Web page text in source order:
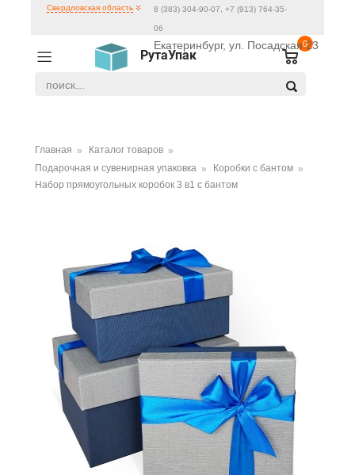
РутаУпак
0
Свердловская область 8 (383) 304-90-07, +7 (913) 764-35-
06
Екатеринбург, ул. Посадская 23
Главная
Каталог товаров
Подарочная и сувенирная упаковка
Коробки с бантом
Набор прямоугольных коробок 3 в1 с бантом